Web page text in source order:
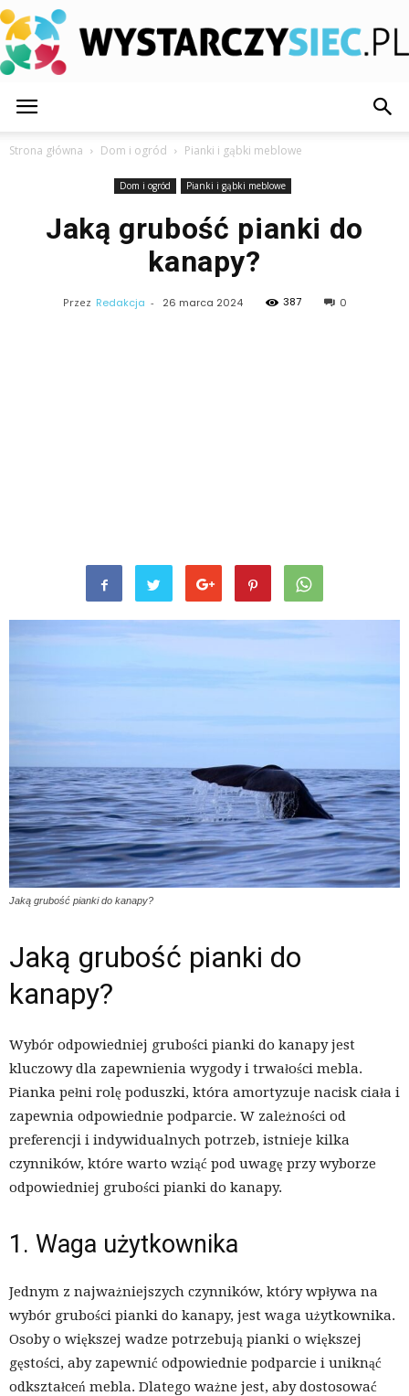
Strona główna Dom i ogród Pianki i gąbki meblowe
Dom i ogród Pianki i gąbki meblowe
Jaką grubość pianki do
kanapy?
Przez Redakcja - 26 marca 2024 387 0
Jaką grubość pianki do kanapy?
Jaką grubość pianki do
kanapy?
Wybór odpowiedniej grubości pianki do kanapy jest
kluczowy dla zapewnienia wygody i trwałości mebla.
Pianka pełni rolę poduszki, która amortyzuje nacisk ciała i
zapewnia odpowiednie podparcie. W zależności od
preferencji i indywidualnych potrzeb, istnieje kilka
czynników, które warto wziąć pod uwagę przy wyborze
odpowiedniej grubości pianki do kanapy.
1. Waga użytkownika
Jednym z najważniejszych czynników, który wpływa na
wybór grubości pianki do kanapy, jest waga użytkownika.
Osoby o większej wadze potrzebują pianki o większej
gęstości, aby zapewnić odpowiednie podparcie i uniknąć
odkształceń mebla. Dlatego ważne jest, aby dostosować